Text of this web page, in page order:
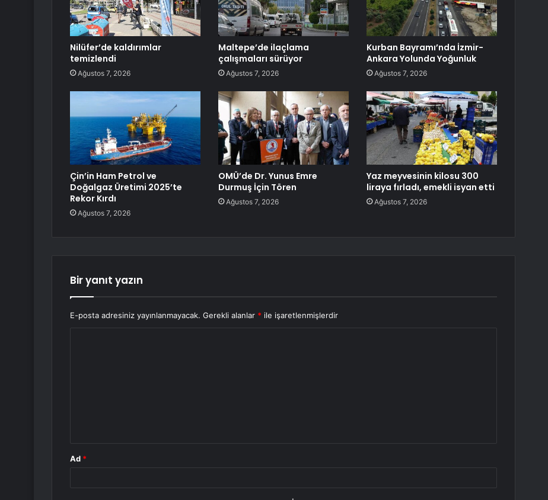
Nilüfer’de kaldırımlar
temizlendi
Ağustos 7, 2026
Maltepe’de ilaçlama
çalışmaları sürüyor
Ağustos 7, 2026
Kurban Bayramı’nda İzmir-
Ankara Yolunda Yoğunluk
Ağustos 7, 2026
Çin’in Ham Petrol ve
Doğalgaz Üretimi 2025’te
Rekor Kırdı
Ağustos 7, 2026
OMÜ’de Dr. Yunus Emre
Durmuş İçin Tören
Ağustos 7, 2026
Yaz meyvesinin kilosu 300
liraya fırladı, emekli isyan etti
Ağustos 7, 2026
Bir yanıt yazın
E-posta adresiniz yayınlanmayacak. Gerekli alanlar * ile işaretlenmişlerdir
Ad *